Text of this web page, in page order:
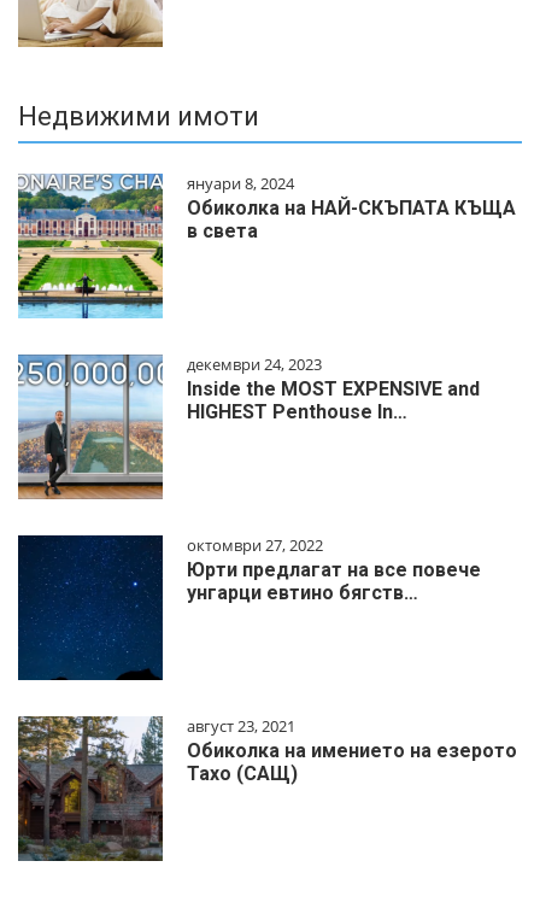
Недвижими имоти
януари 8, 2024
Обиколка на НАЙ-СКЪПАТА КЪЩА
в света
декември 24, 2023
Inside the MOST EXPENSIVE and
HIGHEST Penthouse In…
октомври 27, 2022
Юрти предлагат на все повече
унгарци евтино бягств…
август 23, 2021
Обиколка на имението на езерото
Тахо (САЩ)